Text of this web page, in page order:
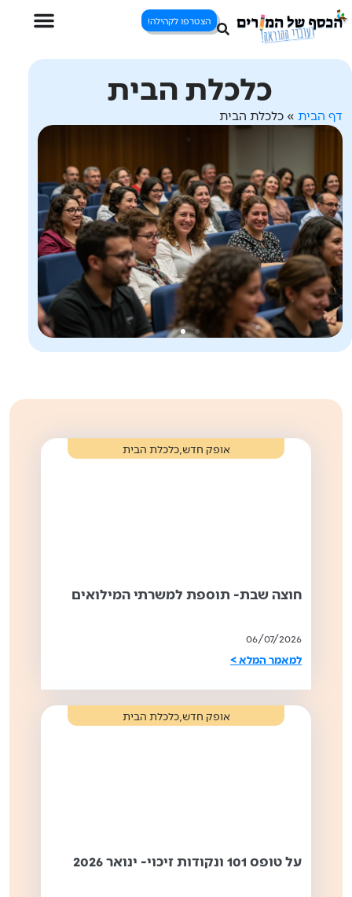
הצטרפו לקהילה!
כלכלת הבית
דף הבית » כלכלת הבית
אופק חדש ,כלכלת הבית
חוצה שבת- תוספת למשרתי המילואים
06/07/2026
למאמר המלא >
אופק חדש ,כלכלת הבית
על טופס 101 ונקודות זיכוי- ינואר 2026